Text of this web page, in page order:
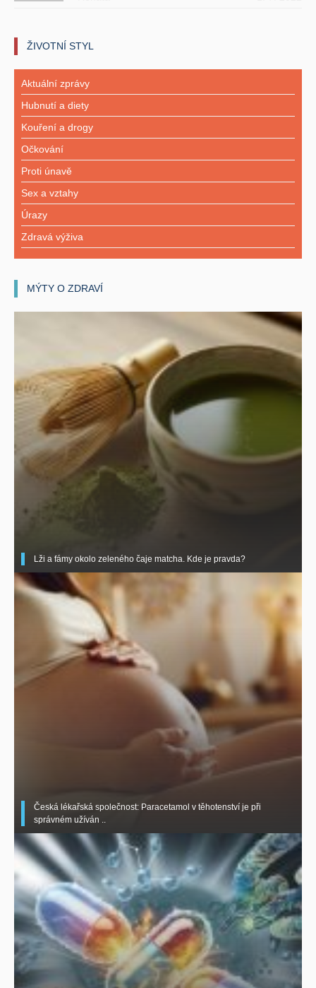
ŽIVOTNÍ STYL
Aktuální zprávy
Hubnutí a diety
Kouření a drogy
Očkování
Proti únavě
Sex a vztahy
Úrazy
Zdravá výživa
MÝTY O ZDRAVÍ
Lži a fámy okolo zeleného čaje matcha. Kde je pravda?
Česká lékařská společnost: Paracetamol v těhotenství je při
správném užíván ..